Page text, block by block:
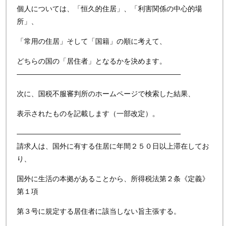
個人については、「恒久的住居」、「利害関係の中心的場
所」、
「常用の住居」そして「国籍」の順に考えて、
どちらの国の「居住者」となるかを決めます。
———————————————————————
次に、国税不服審判所のホームページで検索した結果、
表示されたものを記載します（一部改定）。
———————————————————————
請求人は、国外に有する住居に年間２５０日以上滞在してお
り、
国外に生活の本拠があることから、所得税法第２条《定義》
第１項
第３号に規定する居住者に該当しない旨主張する。